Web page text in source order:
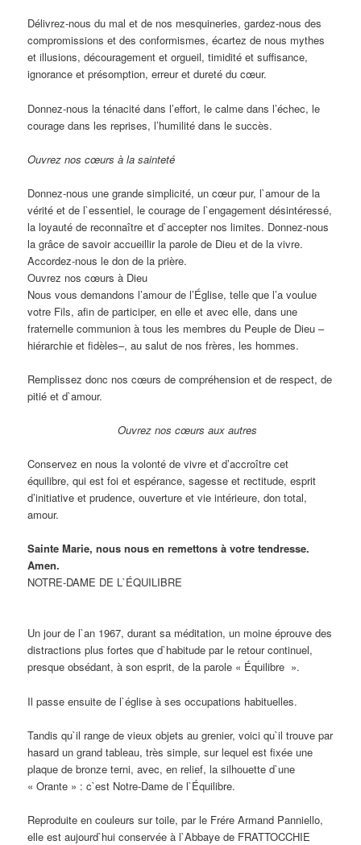
Délivrez-nous du mal et de nos mesquineries, gardez-nous des
compromissions et des conformismes, écartez de nous mythes
et illusions, découragement et orgueil, timidité et suffisance,
ignorance et présomption, erreur et dureté du cœur.
Donnez-nous la ténacité dans l’effort, le calme dans l’échec, le
courage dans les reprises, l’humilité dans le succès.
Ouvrez nos cœurs à la sainteté
Donnez-nous une grande simplicité, un cœur pur, l`amour de la
vérité et de l`essentiel, le courage de l`engagement désintéressé,
la loyauté de reconnaître et d`accepter nos limites. Donnez-nous
la grâce de savoir accueillir la parole de Dieu et de la vivre.
Accordez-nous le don de la prière.
Ouvrez nos cœurs à Dieu
Nous vous demandons l’amour de l’Église, telle que l’a voulue
votre Fils, afin de participer, en elle et avec elle, dans une
fraternelle communion à tous les membres du Peuple de Dieu –
hiérarchie et fidèles–, au salut de nos frères, les hommes.
Remplissez donc nos cœurs de compréhension et de respect, de
pitié et d`amour.
Ouvrez nos cœurs aux autres
Conservez en nous la volonté de vivre et d’accroître cet
équilibre, qui est foi et espérance, sagesse et rectitude, esprit
d’initiative et prudence, ouverture et vie intérieure, don total,
amour.
Sainte Marie, nous nous en remettons à votre tendresse.
Amen.
NOTRE-DAME DE L`ÉQUILIBRE
Un jour de l`an 1967, durant sa méditation, un moine éprouve des
distractions plus fortes que d`habitude par le retour continuel,
presque obsédant, à son esprit, de la parole « Équilibre ».
Il passe ensuite de l`église à ses occupations habituelles.
Tandis qu`il range de vieux objets au grenier, voici qu`il trouve par
hasard un grand tableau, très simple, sur lequel est fixée une
plaque de bronze terni, avec, en relief, la silhouette d`une
« Orante » : c`est Notre-Dame de l`Équilibre.
Reproduite en couleurs sur toile, par le Frére Armand Panniello,
elle est aujourd`hui conservée à l`Abbaye de FRATTOCCHIE